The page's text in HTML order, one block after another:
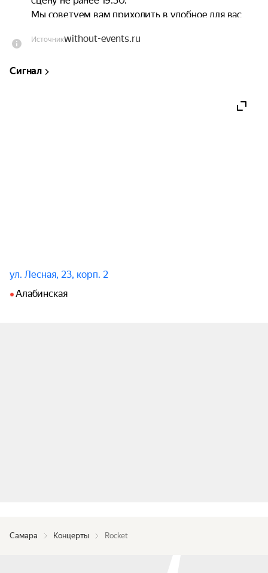
Мы советуем вам приходить в удобное для вас
комфортно прошли на мероприятие.
Источникwithout-events.ru
Сигнал
ул. Лесная, 23, корп. 2
Алабинская
Самара Концерты Rocket